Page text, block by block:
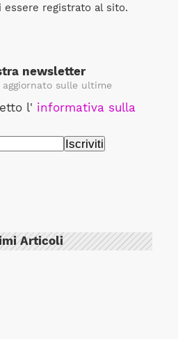
essere registrato al sito.
newsletter
sulle ultime
l' informativa sulla
Articoli